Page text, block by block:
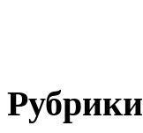
Рубрики